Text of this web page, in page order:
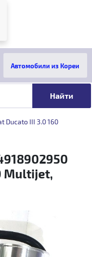
Автомобили из Кореи
Ducato III 3.0 160
Multijet,